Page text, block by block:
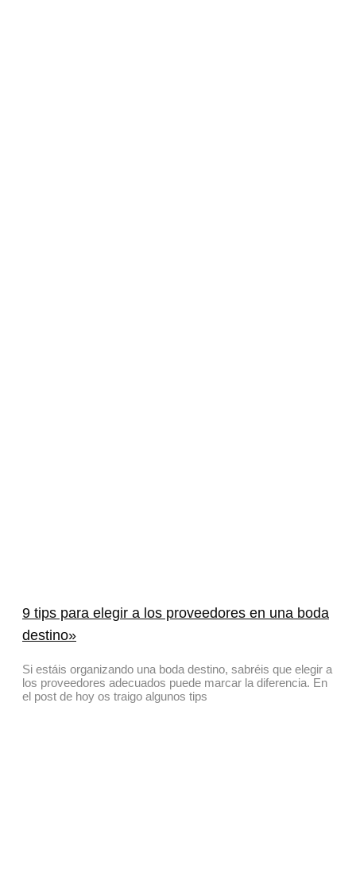
9 tips para elegir a los proveedores en una boda
destino»
Si estáis organizando una boda destino, sabréis que elegir a
los proveedores adecuados puede marcar la diferencia. En
el post de hoy os traigo algunos tips